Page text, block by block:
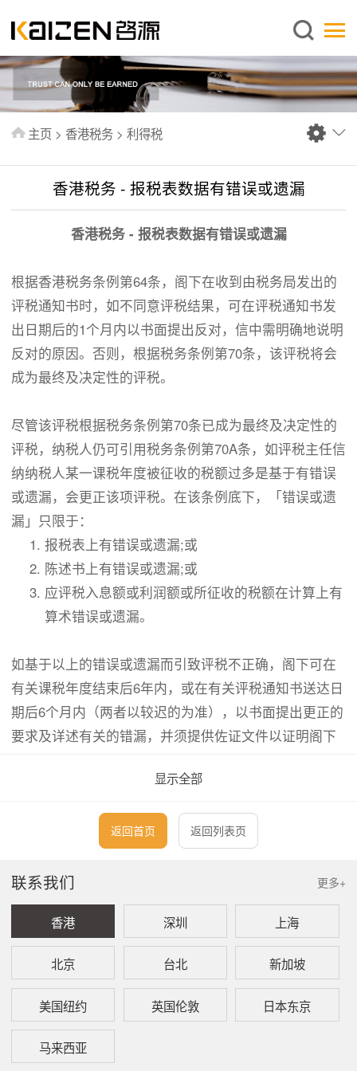
简体中文
关于启源
服务范围
新闻中心
出版刊物
常见问题
联系我们
主页 > 香港税务 > 利得税
香港税务 - 报税表数据有错误或遗漏
香港税务 - 报税表数据有错误或遗漏
根据香港税务条例第64条，阁下在收到由税务局发出的
评税通知书时，如不同意评税结果，可在评税通知书发
出日期后的1个月内以书面提出反对，信中需明确地说明
反对的原因。否则，根据税务条例第70条，该评税将会
成为最终及决定性的评税。
尽管该评税根据税务条例第70条已成为最终及决定性的
评税，纳税人仍可引用税务条例第70A条，如评税主任信
纳纳税人某一课税年度被征收的税额过多是基于有错误
或遗漏，会更正该项评税。在该条例底下，「错误或遗
漏」只限于：
报税表上有错误或遗漏;或
陈述书上有错误或遗漏;或
应评税入息额或利润额或所征收的税额在计算上有
算术错误或遗漏。
如基于以上的错误或遗漏而引致评税不正确，阁下可在
有关课税年度结束后6年内，或在有关评税通知书送达日
期后6个月内（两者以较迟的为准），以书面提出更正的
要求及详述有关的错漏，并须提供佐证文件以证明阁下
阁下。若有关税款尚未清缴，税务局会发出修订评税注
销多评的税款。但若果评税主任拒绝就提出的申请对任
何评税作出更正，则须将其拒绝一事以书面通知提出该
项申请的人，而申请人可就此提出反对及上诉。
数据来源：香港税务局网页
-
https://www.gov.hk/sc/residents/taxes/taxfiling/
-https://www.ird.gov.hk/chs/faq/err.htm
显示全部
返回首页 返回列表页
更多+
联系我们
香港 深圳 上海
北京 台北 新加坡
美国纽约 英国伦敦 日本东京
马来西亚